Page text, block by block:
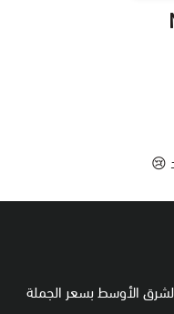
😢
الأوسط بسعر الجملة